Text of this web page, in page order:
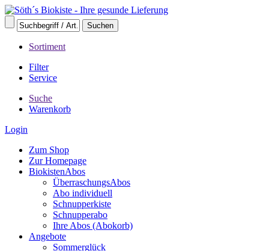
Sortiment
Filter
Service
Suche
Warenkorb
Login
Zum Shop
Zur Homepage
BiokistenAbos
ÜberraschungsAbos
Abo individuell
Schnupperkiste
Schnupperabo
Ihre Abos (Abokorb)
Angebote
Sommerglück